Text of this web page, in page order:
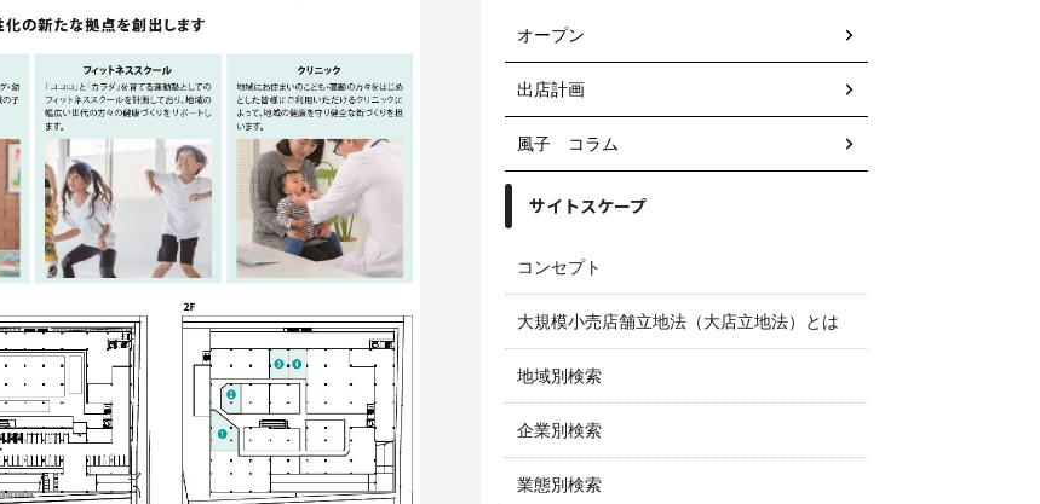
オープン
出店計画
風子 コラム
サイトスケープ
コンセプト
大規模小売店舗立地法（大店立地法）とは
地域別検索
企業別検索
業態別検索